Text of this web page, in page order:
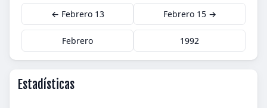
← Febrero 13 Febrero 15 →
Febrero 1992
Estadísticas